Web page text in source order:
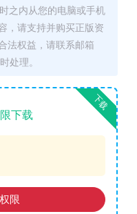
之内从您的电脑或手机
，请支持并购买正版资
法权益，请联系邮箱
处理。
下载
下载
限